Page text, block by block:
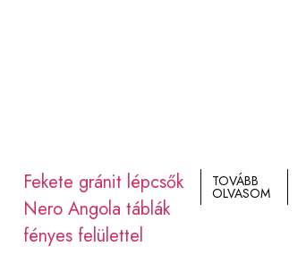
Fekete gránit lépcsők
Nero Angola táblák
fényes felülettel
TOVÁBB
OLVASOM